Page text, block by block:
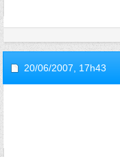
20/06/2007, 17h43